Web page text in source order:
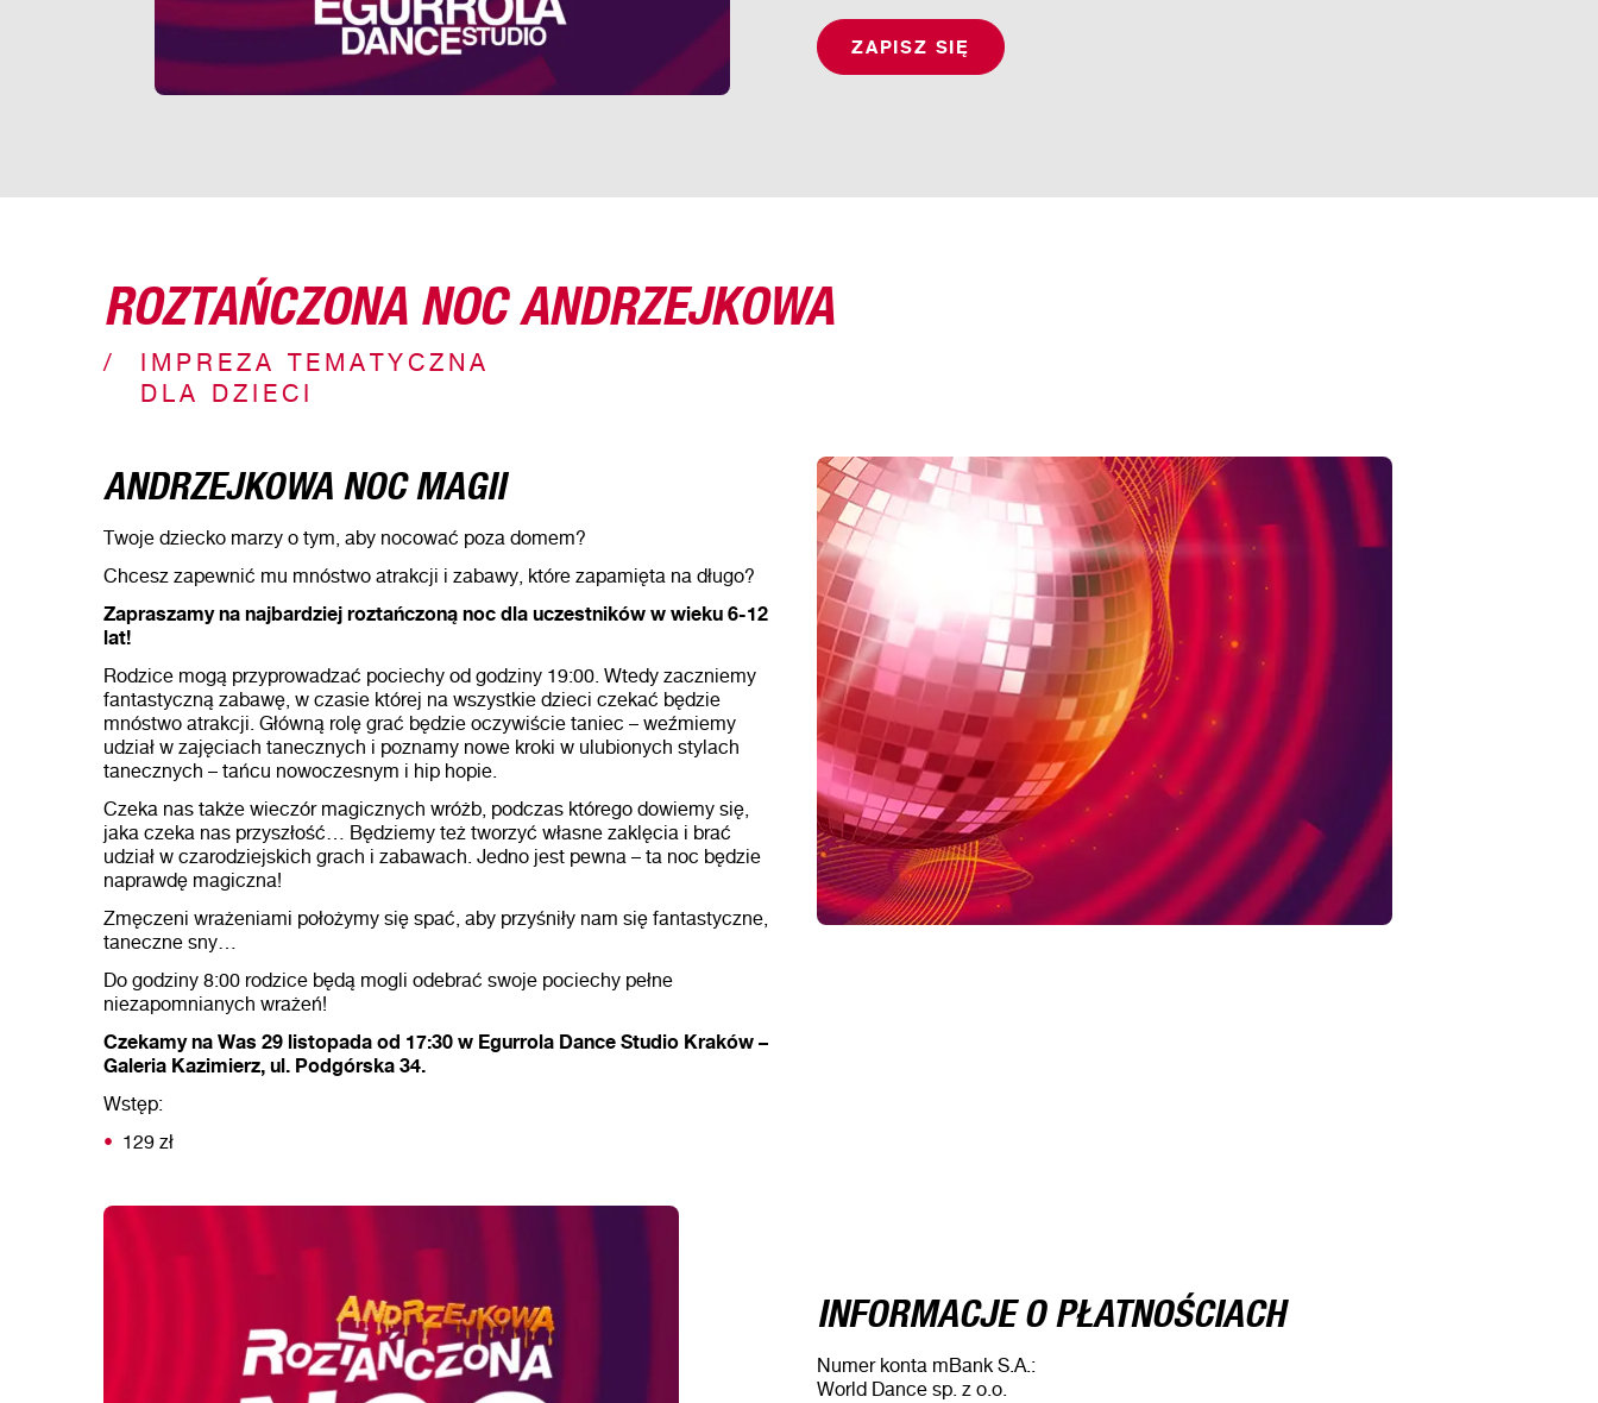
ZAPISZ SIĘ
ROZTAŃCZONA NOC ANDRZEJKOWA
IMPREZA TEMATYCZNA
DLA DZIECI
ANDRZEJKOWA NOC MAGII
Twoje dziecko marzy o tym, aby nocować poza domem?
Chcesz zapewnić mu mnóstwo atrakcji i zabawy, które zapamięta na długo?
Zapraszamy na najbardziej roztańczoną noc dla uczestników w wieku 6-12
lat!
Rodzice mogą przyprowadzać pociechy od godziny 19:00. Wtedy zaczniemy
fantastyczną zabawę, w czasie której na wszystkie dzieci czekać będzie
mnóstwo atrakcji. Główną rolę grać będzie oczywiście taniec – weźmiemy
udział w zajęciach tanecznych i poznamy nowe kroki w ulubionych stylach
tanecznych – tańcu nowoczesnym i hip hopie.
Czeka nas także wieczór magicznych wróżb, podczas którego dowiemy się,
jaka czeka nas przyszłość… Będziemy też tworzyć własne zaklęcia i brać
udział w czarodziejskich grach i zabawach. Jedno jest pewna – ta noc będzie
naprawdę magiczna!
Zmęczeni wrażeniami położymy się spać, aby przyśniły nam się fantastyczne,
taneczne sny…
Do godziny 8:00 rodzice będą mogli odebrać swoje pociechy pełne
niezapomnianych wrażeń!
Czekamy na Was 29 listopada od 17:30 w Egurrola Dance Studio Kraków –
Galeria Kazimierz, ul. Podgórska 34.
Wstęp:
129 zł
INFORMACJE O PŁATNOŚCIACH
Numer konta mBank S.A.:
World Dance sp. z o.o.